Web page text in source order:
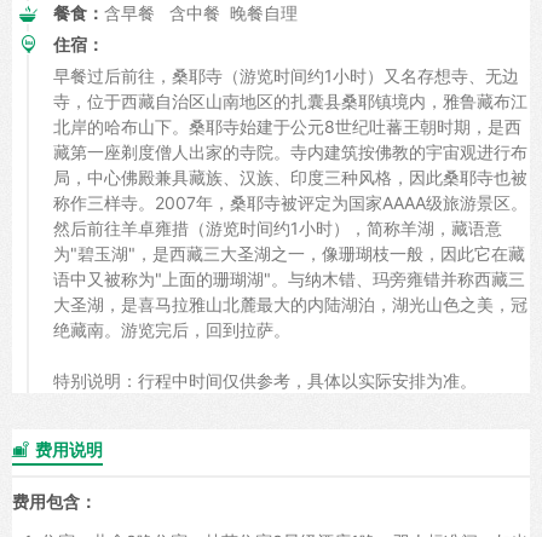
餐食： 含早餐 含中餐 晚餐自理
住宿：
早餐过后前往，桑耶寺（游览时间约1小时）又名存想寺、无边
寺，位于西藏自治区山南地区的扎囊县桑耶镇境内，雅鲁藏布江
北岸的哈布山下。桑耶寺始建于公元8世纪吐蕃王朝时期，是西
藏第一座剃度僧人出家的寺院。寺内建筑按佛教的宇宙观进行布
局，中心佛殿兼具藏族、汉族、印度三种风格，因此桑耶寺也被
称作三样寺。2007年，桑耶寺被评定为国家AAAA级旅游景区。
然后前往羊卓雍措（游览时间约1小时），简称羊湖，藏语意
为"碧玉湖"，是西藏三大圣湖之一，像珊瑚枝一般，因此它在藏
语中又被称为"上面的珊瑚湖"。与纳木错、玛旁雍错并称西藏三
大圣湖，是喜马拉雅山北麓最大的内陆湖泊，湖光山色之美，冠
绝藏南。游览完后，回到拉萨。
特别说明：行程中时间仅供参考，具体以实际安排为准。
 费用说明
费用包含：